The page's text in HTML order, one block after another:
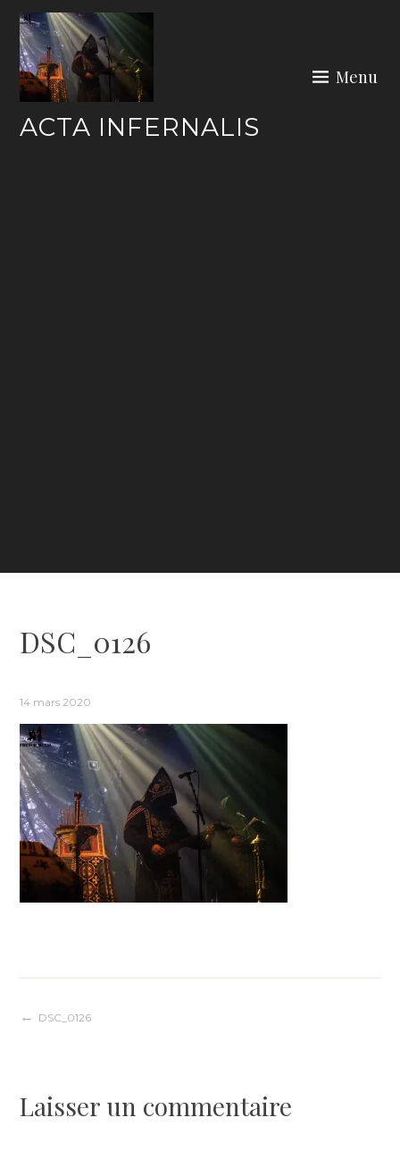
Skip
content
ACTA INFERNALIS
Menu
DSC_0126
14 mars 2020
Navigation
l’article
DSC_0126
Laisser un commentaire